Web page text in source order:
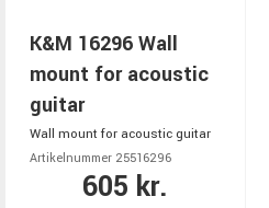
K&M 16296 Wall
mount for acoustic
guitar
Wall mount for acoustic guitar
Artikelnummer 25516296
605 kr.